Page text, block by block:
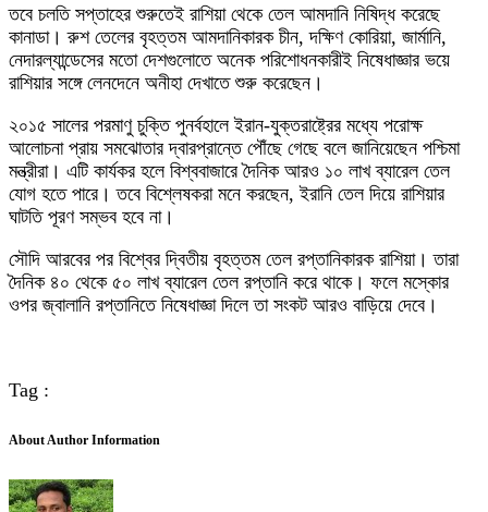
তবে চলতি সপ্তাহের শুরুতেই রাশিয়া থেকে তেল আমদানি নিষিদ্ধ করেছে
কানাডা। রুশ তেলের বৃহত্তম আমদানিকারক চীন, দক্ষিণ কোরিয়া, জার্মানি,
নেদারল্যান্ডেসের মতো দেশগুলোতে অনেক পরিশোধনকারীই নিষেধাজ্ঞার ভয়ে
রাশিয়ার সঙ্গে লেনদেনে অনীহা দেখাতে শুরু করেছেন।
২০১৫ সালের পরমাণু চুক্তি পুনর্বহালে ইরান-যুক্তরাষ্ট্রের মধ্যে পরোক্ষ
আলোচনা প্রায় সমঝোতার দ্বারপ্রান্তে পৌঁছে গেছে বলে জানিয়েছেন পশ্চিমা
মন্ত্রীরা। এটি কার্যকর হলে বিশ্ববাজারে দৈনিক আরও ১০ লাখ ব্যারেল তেল
যোগ হতে পারে। তবে বিশ্লেষকরা মনে করছেন, ইরানি তেল দিয়ে রাশিয়ার
ঘাটতি পূরণ সম্ভব হবে না।
সৌদি আরবের পর বিশ্বের দ্বিতীয় বৃহত্তম তেল রপ্তানিকারক রাশিয়া। তারা
দৈনিক ৪০ থেকে ৫০ লাখ ব্যারেল তেল রপ্তানি করে থাকে। ফলে মস্কোর
ওপর জ্বালানি রপ্তানিতে নিষেধাজ্ঞা দিলে তা সংকট আরও বাড়িয়ে দেবে।
Tag :
About Author Information